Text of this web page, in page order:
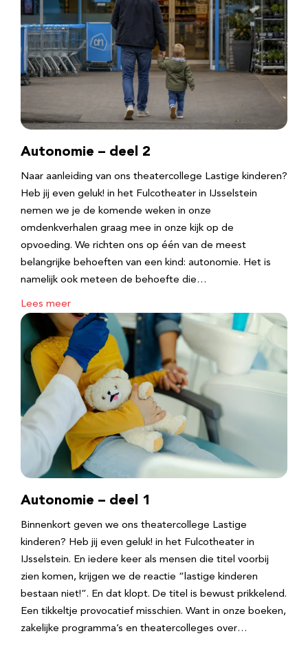
Autonomie – deel 2
Naar aanleiding van ons theatercollege Lastige kinderen?
Heb jij even geluk! in het Fulcotheater in IJsselstein
nemen we je de komende weken in onze
omdenkverhalen graag mee in onze kijk op de
opvoeding. We richten ons op één van de meest
belangrijke behoeften van een kind: autonomie. Het is
namelijk ook meteen de behoefte die…
Lees meer
Autonomie – deel 1
Binnenkort geven we ons theatercollege Lastige
kinderen? Heb jij even geluk! in het Fulcotheater in
IJsselstein. En iedere keer als mensen die titel voorbij
zien komen, krijgen we de reactie “lastige kinderen
bestaan niet!”. En dat klopt. De titel is bewust prikkelend.
Een tikkeltje provocatief misschien. Want in onze boeken,
zakelijke programma’s en theatercolleges over…